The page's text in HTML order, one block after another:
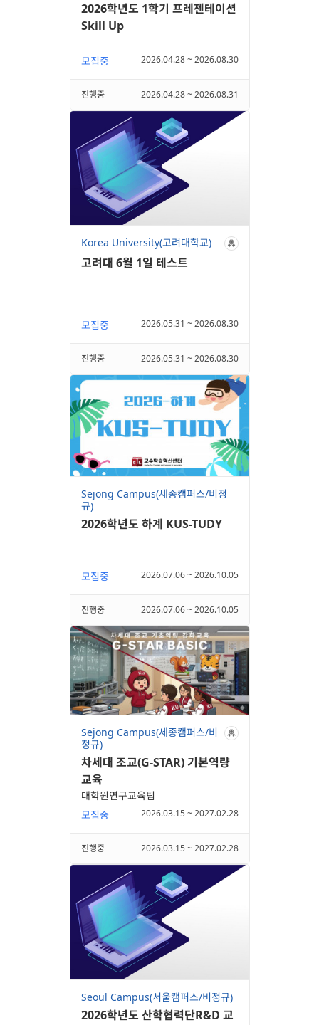
2026학년도 1학기 프레젠테이션
Skill Up
모집중 2026.04.28 ~ 2026.08.30
진행중 2026.04.28 ~ 2026.08.31
Korea University(고려대학교)
고려대 6월 1일 테스트
모집중 2026.05.31 ~ 2026.08.30
진행중 2026.05.31 ~ 2026.08.30
Sejong Campus(세종캠퍼스/비정
규)
2026학년도 하계 KUS-TUDY
모집중 2026.07.06 ~ 2026.10.05
진행중 2026.07.06 ~ 2026.10.05
Sejong Campus(세종캠퍼스/비
정규)
차세대 조교(G-STAR) 기본역량
교육
대학원연구교육팀
모집중
2026.03.15 ~ 2027.02.28
진행중 2026.03.15 ~ 2027.02.28
Seoul Campus(서울캠퍼스/비정규)
2026학년도 산학협력단R&D 교